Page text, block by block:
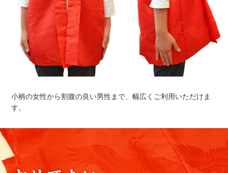
小柄の女性から割腹の良い男性まで、幅広くご利用いただけま
す。